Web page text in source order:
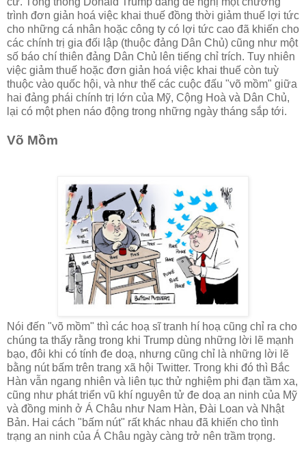
trình đơn giản hoá việc khai thuế đồng thời giảm thuế lợi tức
cho những cá nhân hoặc công ty có lợi tức cao đã khiến cho
các chính trị gia đối lập (thuộc đảng Dân Chủ) cũng như một
số báo chí thiên đảng Dân Chủ lên tiếng chỉ trích. Tuy nhiên
việc giảm thuế hoặc đơn giản hoá việc khai thuế còn tuỳ
thuộc vào quốc hội, và như thế các cuộc đấu "võ mồm" giữa
hai đảng phái chính trị lớn của Mỹ, Cộng Hoà và Dân Chủ,
lại có một phen náo động trong những ngày tháng sắp tới.
Võ Mồm
Nói đến "võ mồm" thì các hoạ sĩ tranh hí hoạ cũng chỉ ra cho
chúng ta thấy rằng trong khi Trump dùng những lời lẽ mạnh
bạo, đôi khi có tính đe doạ, nhưng cũng chỉ là những lời lẽ
bằng nút bấm trên trang xã hội Twitter. Trong khi đó thì Bắc
Hàn vẫn ngang nhiên và liên tục thử nghiệm phi đạn tầm xa,
cũng như phát triển vũ khí nguyên tử đe doạ an ninh của Mỹ
và đồng minh ở Á Châu như Nam Hàn, Đài Loan và Nhật
Bản. Hai cách "bấm nút" rất khác nhau đã khiến cho tình
trạng an ninh của Á Châu ngày càng trở nên trầm trọng.